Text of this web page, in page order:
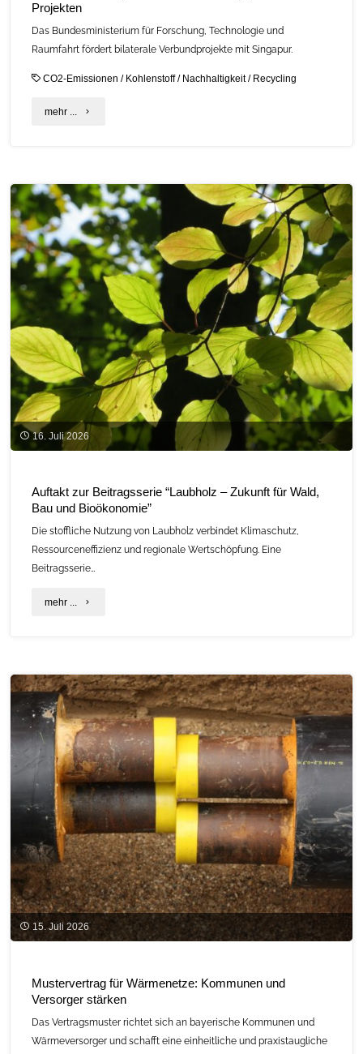
Projekten
Das Bundesministerium für Forschung, Technologie und
Raumfahrt fördert bilaterale Verbundprojekte mit Singapur.
CO2-Emissionen / Kohlenstoff/ Nachhaltigkeit/ Recycling
mehr ... "Neue
integrierten
Kohlenstoffmanagement
in
deutsch‑singapurischen
Projekten"
16. Juli 2026
Auftakt zur Beitragsserie “Laubholz – Zukunft für Wald,
Bau und Bioökonomie”
Die stoffliche Nutzung von Laubholz verbindet Klimaschutz,
Ressourceneffizienz und regionale Wertschöpfung. Eine
Beitragsserie…
mehr ... "Auftakt
“Laubholz
–
Zukunft
für
Wald,
Bau
und
Bioökonomie”"
15. Juli 2026
Mustervertrag für Wärmenetze: Kommunen und
Versorger stärken
Das Vertragsmuster richtet sich an bayerische Kommunen und
Wärmeversorger und schafft eine einheitliche und praxistaugliche